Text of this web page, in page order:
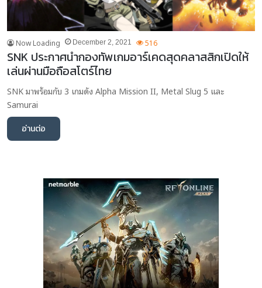
Now Loading December 2, 2021 516
SNK ประกาศนำกองทัพเกมอาร์เคดสุดคลาสสิกเปิดให้
เล่นผ่านมือถือสโตร์ไทย
SNK มาพร้อมกับ 3 เกมดัง Alpha Mission II, Metal Slug 5 และ
Samurai
อ่านต่อ